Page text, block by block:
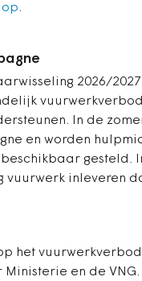
.
2026/
In de
en worden
gesteld.
vuurwerk inleveren
het
en de